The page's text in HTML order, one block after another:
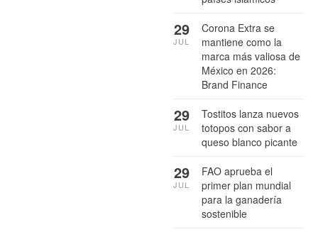
Corona Extra se
mantiene como la
marca más valiosa de
México en 2026:
Brand Finance
29
JUL
Tostitos lanza nuevos
totopos con sabor a
queso blanco picante
29
JUL
FAO aprueba el
primer plan mundial
para la ganadería
sostenible
29
JUL